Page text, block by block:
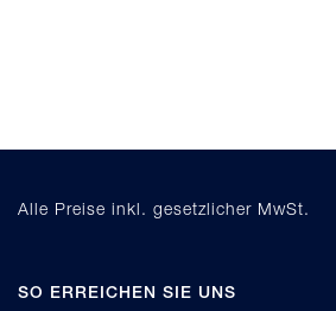
Alle Preise inkl. gesetzlicher MwSt.
SO ERREICHEN SIE UNS